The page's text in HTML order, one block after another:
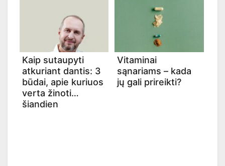
Kaip sutaupyti
atkuriant dantis: 3
būdai, apie kuriuos
verta žinoti
šiandien
Vitaminai
sąnariams – kada
jų gali prireikti?